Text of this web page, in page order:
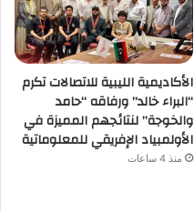
الأكاديمية الليبية للاتصالات تكرم
“البراء خالد” ورفاقه “حامد
والخوجة” لنتائجهم المميزة في
الأولمبياد الإفريقي للمعلوماتية
منذ 4 ساعات